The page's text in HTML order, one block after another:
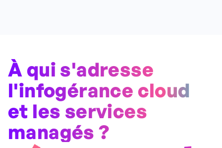
À qui s'adresse
l'infogérance cloud
et les services
managés ?